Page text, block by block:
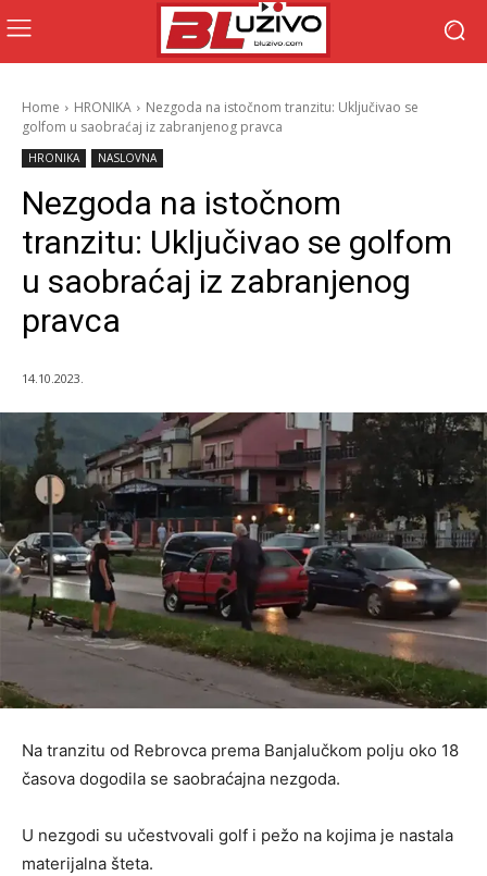
Home HRONIKA
Nezgoda na istočnom tranzitu: Uključivao se
golfom u saobraćaj iz zabranjenog pravca
HRONIKA NASLOVNA
Nezgoda na istočnom
tranzitu: Uključivao se golfom
u saobraćaj iz zabranjenog
pravca
14.10.2023.
Na tranzitu od Rebrovca prema Banjalučkom polju oko 18
časova dogodila se saobraćajna nezgoda.
U nezgodi su učestvovali golf i pežo na kojima je nastala
materijalna šteta.